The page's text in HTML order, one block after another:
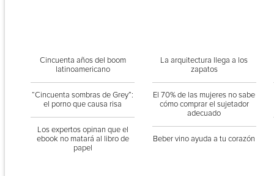
Cincuenta años del boom
latinoamericano
“Cincuenta sombras de Grey”:
el porno que causa risa
Los expertos opinan que el
ebook no matará al libro de
papel
La arquitectura llega a los
zapatos
El 70% de las mujeres no sabe
cómo comprar el sujetador
adecuado
Beber vino ayuda a tu corazón